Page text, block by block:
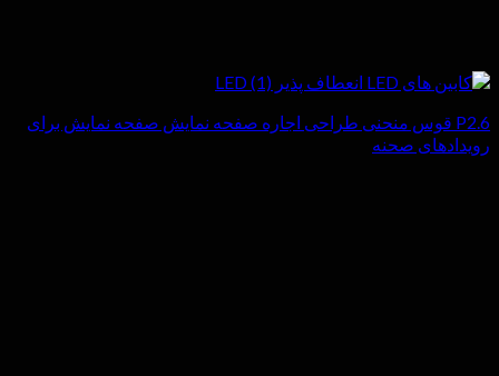
P2.6 قوس منحنی طراحی اجاره صفحه نمایش صفحه نمایش برای
رویدادهای صحنه